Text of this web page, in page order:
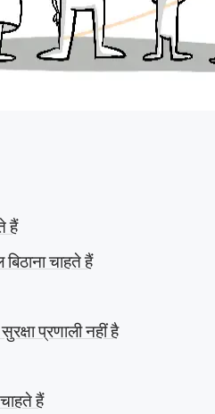
हैं
चाहते हैं
प्रणाली नहीं है
हैं